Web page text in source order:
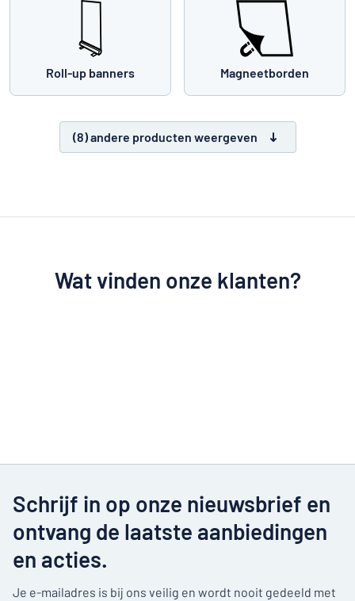
Roll-up banners Magneetborden
(8) andere producten weergeven
Wat vinden onze klanten?
Schrijf in op onze nieuwsbrief en
ontvang de laatste aanbiedingen
en acties.
Je e-mailadres is bij ons veilig en wordt nooit gedeeld met